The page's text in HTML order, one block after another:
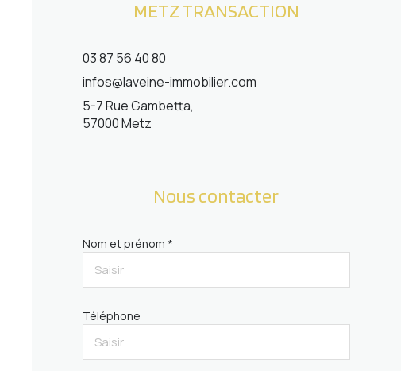
METZ TRANSACTION
03 87 56 40 80
infos@laveine-immobilier.com
5-7 Rue Gambetta,
57000 Metz
Nous contacter
Nom et prénom *
Téléphone